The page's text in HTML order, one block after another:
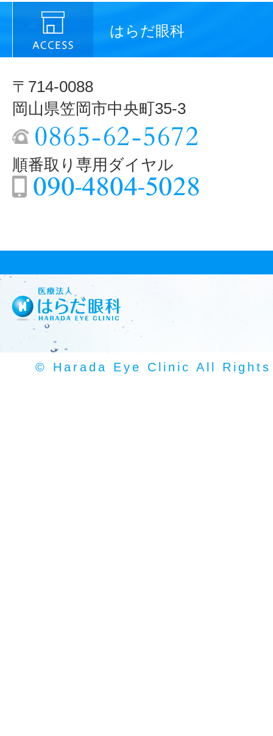
はらだ眼科
〒714-0088
岡山県笠岡市中央町35-3
順番取り専用ダイヤル
© Harada Eye Clinic All